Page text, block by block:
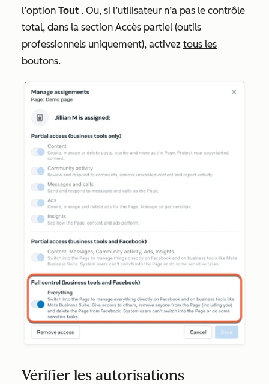
l’option Tout . Ou, si l’utilisateur n’a pas le contrôle
total, dans la section Accès partiel (outils
professionnels uniquement), activez tous les
boutons.
Vérifier les autorisations